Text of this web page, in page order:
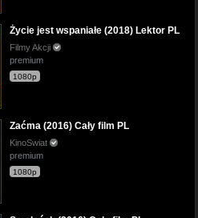
Życie jest wspaniałe (2018) Lektor PL
Filmy Akcji
premium
1080p
Zaćma (2016) Cały film PL
KinoSwiat
premium
1080p